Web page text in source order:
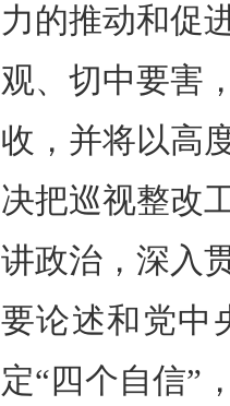
力的推动和促
观、切中要害
收，并将以高
决把巡视整改
讲政治，深入
要论述和党中
定“四个自信”